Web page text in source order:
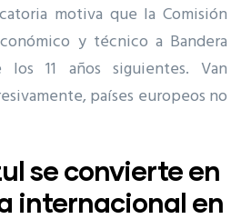
motiva que la Comisión
y técnico a Bandera
11 años siguientes. Van
países europeos no
se convierte en
internacional en